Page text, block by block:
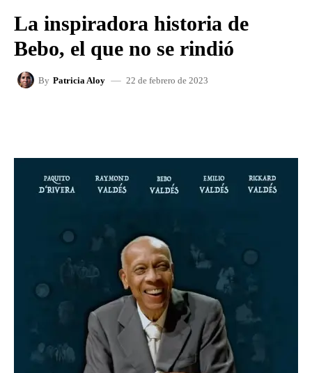
La inspiradora historia de
Bebo, el que no se rindió
By Patricia Aloy 22 de febrero de 2023